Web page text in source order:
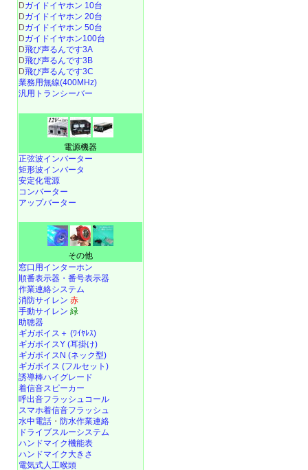
Dガイドイヤホン 10台
Dガイドイヤホン 20台
Dガイドイヤホン 50台
Dガイドイヤホン100台
D飛び声るんです3A
D飛び声るんです3B
D飛び声るんです3C
業務用無線(400MHz)
汎用トランシーバー
電源機器
正弦波インバーター
矩形波インバータ
安定化電源
コンバーター
アップバーター
その他
窓口用インターホン
順番表示器・番号表示器
作業連絡システム
消防サイレン 赤
手動サイレン 緑
助聴器
ギガボイス＋ (ﾜｲﾔﾚｽ)
ギガボイスY (耳掛け)
ギガボイスN (ネック型)
ギガボイス (フルセット)
誘導棒ハイグレード
着信音スピーカー
呼出音フラッシュコール
スマホ着信音フラッシュ
水中電話 ・ 防水作業連絡
ドライブスルーシステム
ハンドマイク機能表
ハンドマイク大きさ
電気式人工喉頭